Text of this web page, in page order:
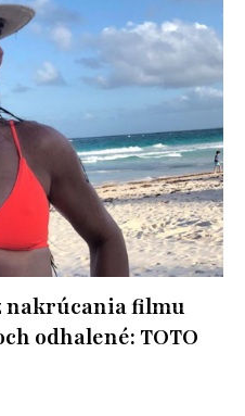
nakrúcania filmu
odhalené: TOTO